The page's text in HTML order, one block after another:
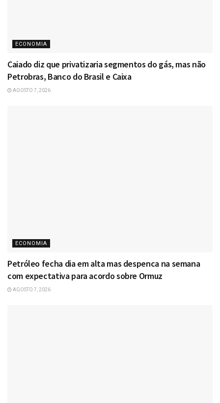
ECONOMIA
Caiado diz que privatizaria segmentos do gás, mas não
Petrobras, Banco do Brasil e Caixa
AGOSTO 7, 2026
ECONOMIA
Petróleo fecha dia em alta mas despenca na semana
com expectativa para acordo sobre Ormuz
AGOSTO 7, 2026